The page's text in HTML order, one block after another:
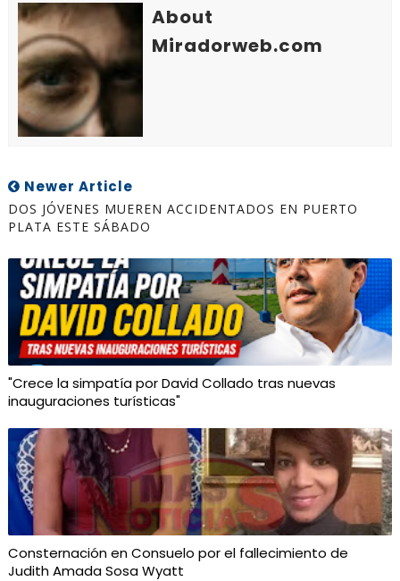
About
Miradorweb.com
Newer Article
DOS JÓVENES MUEREN ACCIDENTADOS EN PUERTO
PLATA ESTE SÁBADO
"Crece la simpatía por David Collado tras nuevas
inauguraciones turísticas"
Consternación en Consuelo por el fallecimiento de
Judith Amada Sosa Wyatt